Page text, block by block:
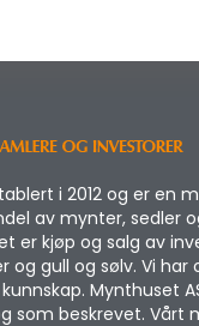
i 2012 og er en
av mynter, sedler
er kjøp og salg av
og gull og sølv. Vi har
Mynthuset
som beskrevet. Vårt